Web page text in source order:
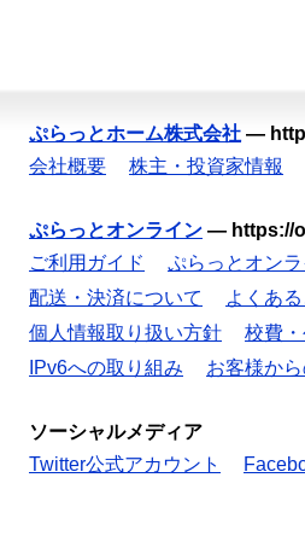
ぷらっとホーム株式会社 —
会社概要
株主・投資家情報
ぷらっとオンライン — https://
ご利用ガイド
ぷらっとオン
配送・決済について
よくあ
個人情報取り扱い方針
校費
IPv6への取り組み
お客様か
ソーシャルメディア
Twitter公式アカウント